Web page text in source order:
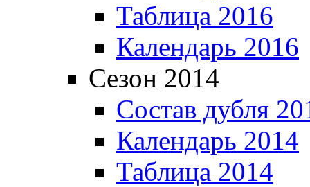
Таблица 2016
Календарь 2016
Сезон 2014
Состав дубля
Календарь 2014
Таблица 2014